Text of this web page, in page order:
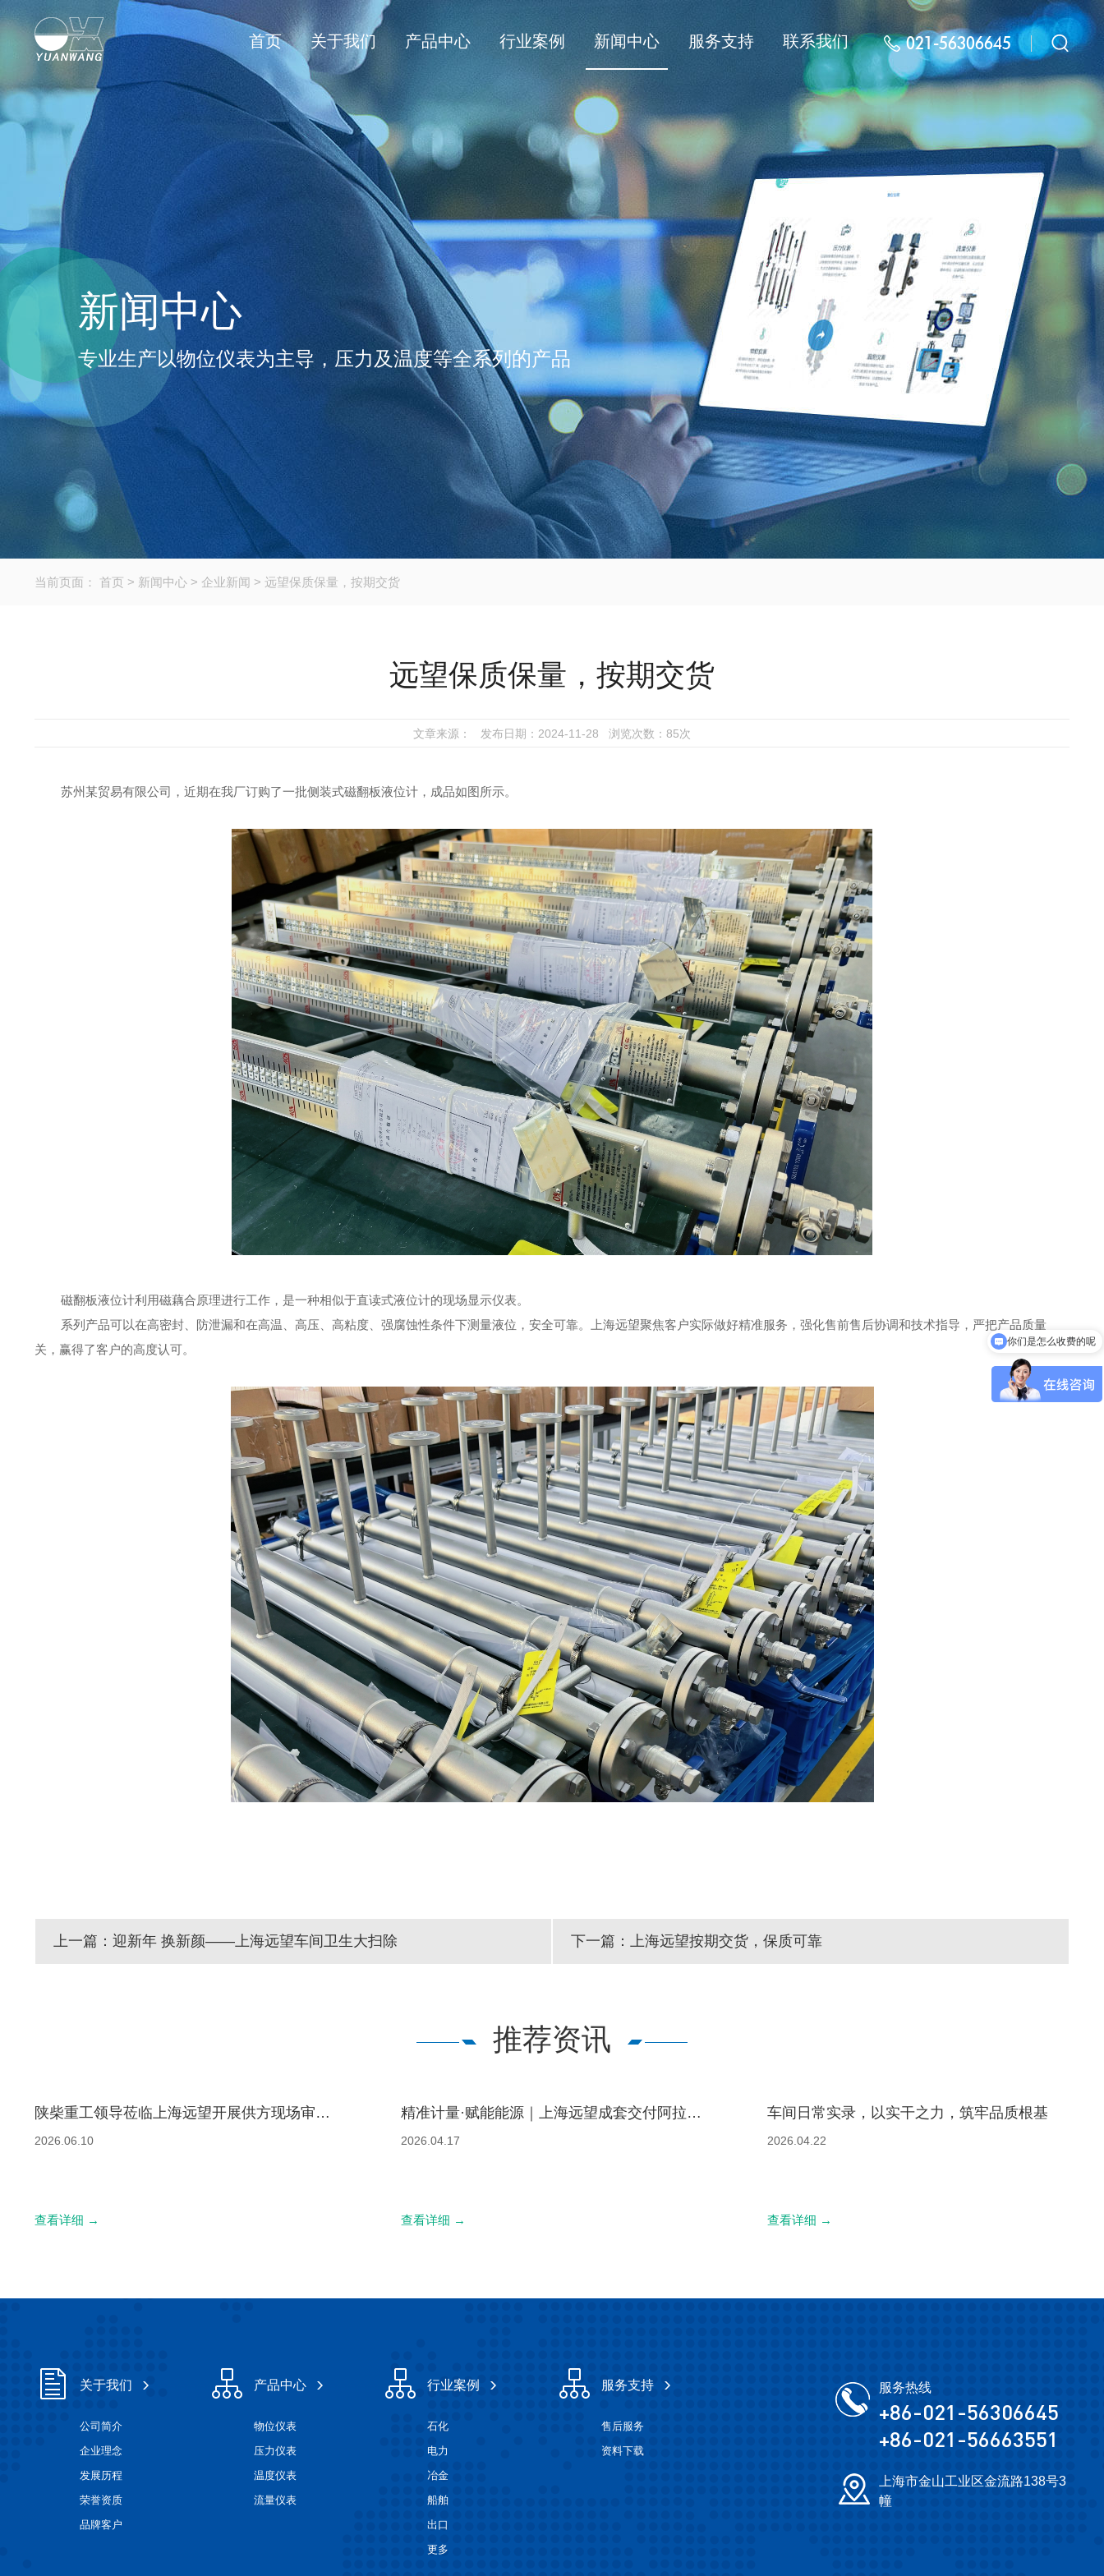
021-56306645
首页 关于我们 产品中心 行业案例 新闻中心 服务支持 联系我们
新闻中心
专业生产以物位仪表为主导，压力及温度等全系列的产品
当前页面： 首页 > 新闻中心 > 企业新闻 > 远望保质保量，按期交货
远望保质保量，按期交货
文章来源： 发布日期：2024-11-28 浏览次数： 85次
苏州某贸易有限公司，近期在我厂订购了一批侧装式磁翻板液位计，成品如图所示。
磁翻板液位计利用磁藕合原理进行工作，是一种相似于直读式液位计的现场显示仪表。
系列产品可以在高密封、防泄漏和在高温、高压、高粘度、强腐蚀性条件下测量液位，安全可靠。上海远望聚焦客户实际做好精准服务，强化售前售后协调和技术指导，严把产品质量
关，赢得了客户的高度认可。
上一篇：迎新年 换新颜——上海远望车间卫生大扫除 下一篇：上海远望按期交货，保质可靠
推荐资讯
陕柴重工领导莅临上海远望开展供方现场审核考察
2026.06.10
查看详细 →
精准计量·赋能能源｜上海远望成套交付阿拉善天然气工程
2026.04.17
查看详细 →
车间日常实录，以实干之力，筑牢品质根基
2026.04.22
查看详细 →
关于我们
公司简介
企业理念
发展历程
荣誉资质
品牌客户
产品中心
物位仪表
压力仪表
温度仪表
流量仪表
行业案例
石化
电力
冶金
船舶
出口
更多
服务支持
售后服务
资料下载
服务热线
+86-021-56306645
+86-021-56663551
上海市金山工业区金流路138号3
幢
现在有优惠活动吗